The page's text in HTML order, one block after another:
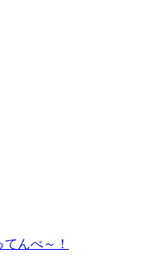
んべ～！